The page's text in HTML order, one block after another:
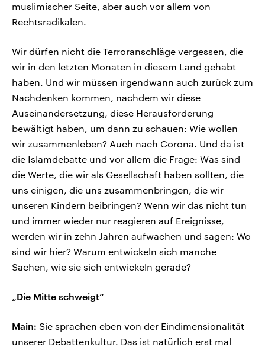
muslimischer Seite, aber auch vor allem von
Rechtsradikalen.
Wir dürfen nicht die Terroranschläge vergessen, die
wir in den letzten Monaten in diesem Land gehabt
haben. Und wir müssen irgendwann auch zurück zum
Nachdenken kommen, nachdem wir diese
Auseinandersetzung, diese Herausforderung
bewältigt haben, um dann zu schauen: Wie wollen
wir zusammenleben? Auch nach Corona. Und da ist
die Islamdebatte und vor allem die Frage: Was sind
die Werte, die wir als Gesellschaft haben sollten, die
uns einigen, die uns zusammenbringen, die wir
unseren Kindern beibringen? Wenn wir das nicht tun
und immer wieder nur reagieren auf Ereignisse,
werden wir in zehn Jahren aufwachen und sagen: Wo
sind wir hier? Warum entwickeln sich manche
Sachen, wie sie sich entwickeln gerade?
„Die Mitte schweigt“
Main: Sie sprachen eben von der Eindimensionalität
unserer Debattenkultur. Das ist natürlich erst mal